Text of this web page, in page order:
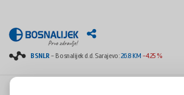
BSNLR- Bosnalijek d.d. Sarajevo:26.8 KM -4.25 %